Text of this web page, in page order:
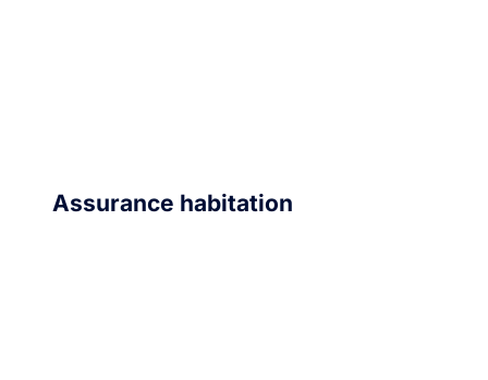
Assurance habitation